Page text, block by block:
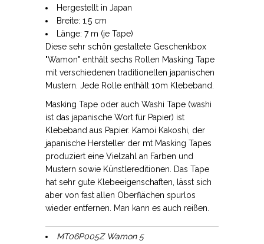
Hergestellt in Japan
Breite: 1,5 cm
Länge: 7 m (je Tape)
Diese sehr schön gestaltete Geschenkbox
"Wamon" enthält sechs Rollen Masking Tape
mit verschiedenen traditionellen japanischen
Mustern. Jede Rolle enthält 10m Klebeband.
Masking Tape oder auch Washi Tape (washi
ist das japanische Wort für Papier) ist
Klebeband aus Papier. Kamoi Kakoshi, der
japanische Hersteller der mt Masking Tapes
produziert eine Vielzahl an Farben und
Mustern sowie Künstlereditionen. Das Tape
hat sehr gute Klebeeigenschaften, lässt sich
aber von fast allen Oberflächen spurlos
wieder entfernen. Man kann es auch reißen.
MT06P005Z Wamon 5